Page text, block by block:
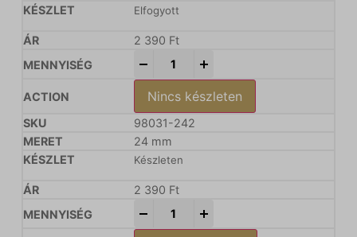
Elfogyott
2 390 Ft
Nincs készleten
98031-242
24 mm
Készleten
2 390 Ft